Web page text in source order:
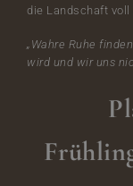
die Landschaft voll
„Wahre Ruhe
wird und wir uns